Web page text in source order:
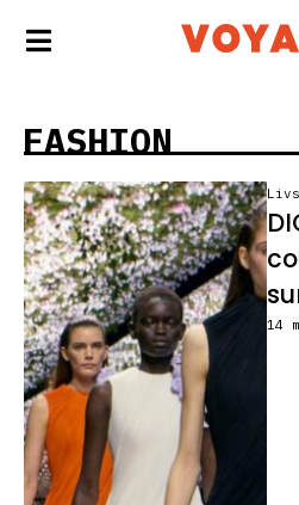
FASHION
14